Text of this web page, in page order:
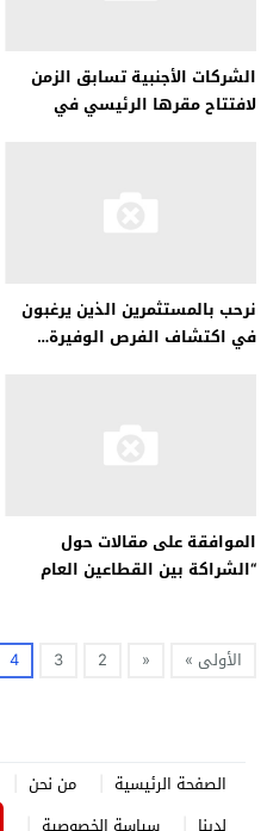
الشركات الأجنبية تسابق الزمن
لافتتاح مقرها الرئيسي في
نرحب بالمستثمرين الذين يرغبون
في اكتشاف الفرص الوفيرة…
الموافقة على مقالات حول
“الشراكة بين القطاعين العام
الأولى » «
2
3
4
الصفحة الرئيسية من نحن